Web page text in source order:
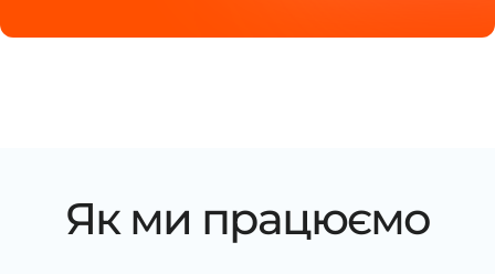
Як ми працюємо